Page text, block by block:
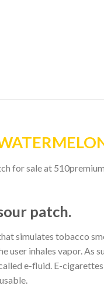
for sale at
patch.
simulates tobacco
user inhales vapor. As
e-fluid. E-